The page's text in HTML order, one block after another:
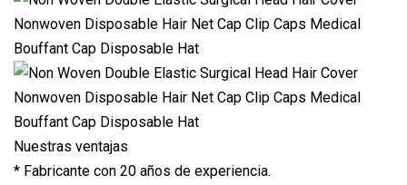
Nuestras ventajas
* Fabricante con 20 años de experiencia.